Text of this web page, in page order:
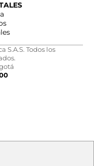
S.A.S. Todos los